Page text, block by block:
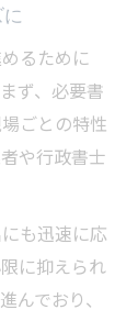
るために
ず、必要書
ごとの特性
や行政書士
も迅速に応
に抑えられ
んでおり、